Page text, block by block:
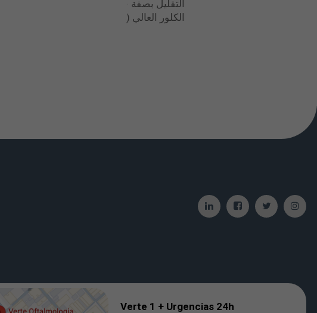
الكلور العالي (عامل الجفاف)؛ ابتداء من
Verte 1 + Urgencias 24h